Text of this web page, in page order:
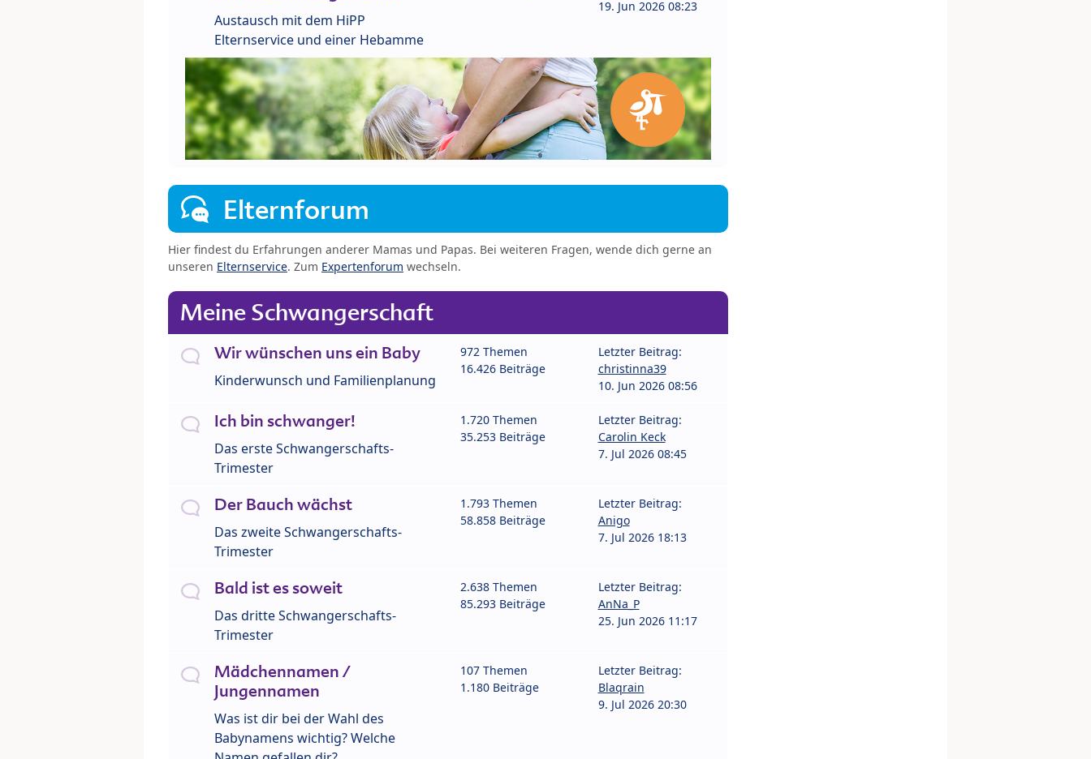
Austausch mit dem HiPP
Elternservice und einer Hebamme
19. Jun 2026 08:23
Elternforum
Hier findest du Erfahrungen anderer Mamas und Papas. Bei weiteren Fragen, wende dich gerne an
unseren Elternservice. Zum Expertenforum wechseln.
Meine Schwangerschaft
Wir wünschen uns ein Baby
Kinderwunsch und Familienplanung
972 Themen
16.426 Beiträge
Letzter Beitrag:
christinna39
10. Jun 2026 08:56
Ich bin schwanger!
Das erste Schwangerschafts-
Trimester
1.720 Themen
35.253 Beiträge
Letzter Beitrag:
Carolin Keck
7. Jul 2026 08:45
Der Bauch wächst
Das zweite Schwangerschafts-
Trimester
1.793 Themen
58.858 Beiträge
Letzter Beitrag:
Anigo
7. Jul 2026 18:13
Bald ist es soweit
Das dritte Schwangerschafts-
Trimester
2.638 Themen
85.293 Beiträge
Letzter Beitrag:
AnNa_P
25. Jun 2026 11:17
Mädchennamen /
Jungennamen
Was ist dir bei der Wahl des
Babynamens wichtig? Welche
107 Themen
1.180 Beiträge
Letzter Beitrag:
Blaqrain
9. Jul 2026 20:30